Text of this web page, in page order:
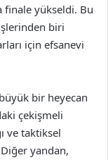
finale yükseldi. Bu
biri
için efsanevi
bir heyecan
çekişmeli
ve taktiksel
yandan,